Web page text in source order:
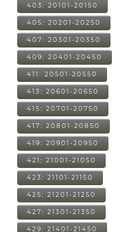
403: 20101-20150
405: 20201-20250
407: 20301-20350
409: 20401-20450
411: 20501-20550
413: 20601-20650
415: 20701-20750
417: 20801-20850
419: 20901-20950
421: 21001-21050
423: 21101-21150
425: 21201-21250
427: 21301-21350
429: 21401-21450